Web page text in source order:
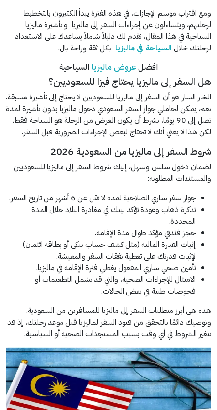
ومع اقتراب موسم الإجازات، في هذه الفترة يبدأ الكثيرون بالتخطيط
لرحلتهم، ويتساءلون عن إجراءات السفر إلى ماليزيا و تأشيرة ماليزيا
السياحية في هذا المقال، نقدم لك دليلاً شاملاً يساعدك على الاستعداد
لرحلتك خلال السياحة في ماليزيا بكل ثقة وراحة بال.
افضلعروض ماليزياالسياحية
هل السفر إلى ماليزيا يحتاج فيزا للسعوديين؟
الخبر السار هو أن السفر إلى ماليزيا للسعوديين لا يحتاج إلى تأشيرة مسبقة.
نعم، يمكن لحاملي جواز السفر السعودي دخول ماليزيا بدون تأشيرة لمدة
تصل إلى 90 يومًا، بشرط أن يكون الغرض من الرحلة هو السياحة فقط.
لكن هذا لا يعني أنك لا تحتاج لبعض الإجراءات الضرورية قبل السفر.
شروط السفر إلى ماليزيا من السعودية 2026
لضمان دخول سلس وسهل، إليك شروط السفر إلى ماليزيا للسعوديين
والمستندات المطلوبة:
جواز سفر ساري الصلاحية لمدة لا تقل عن 6 أشهر من تاريخ السفر.
تذكرة ذهاب وعودة تؤكد نيتك في مغادرة البلاد خلال المدة
المحددة.
حجز فندقي مؤكد طوال مدة الإقامة.
إثبات القدرة المالية (مثل كشف حساب بنكي أو بطاقة ائتمان)
لإثبات قدرتك على تغطية نفقات السفر والمعيشة.
تأمين صحي ساري المفعول يغطي فترة الإقامة في ماليزيا.
الامتثال للإجراءات الصحية، والتي قد تشمل التطعيمات أو
فحوصات طبية في بعض الحالات.
هذه هي أبرز متطلبات السفر إلى ماليزيا للمسافرين من السعودية.
ونوصيك دائمًا بالتحقق من قيود السفر لماليزيا قبل موعد رحلتك، إذ قد
تتغير الشروط في أي وقت بسبب المستجدات الصحية أو السياسية.